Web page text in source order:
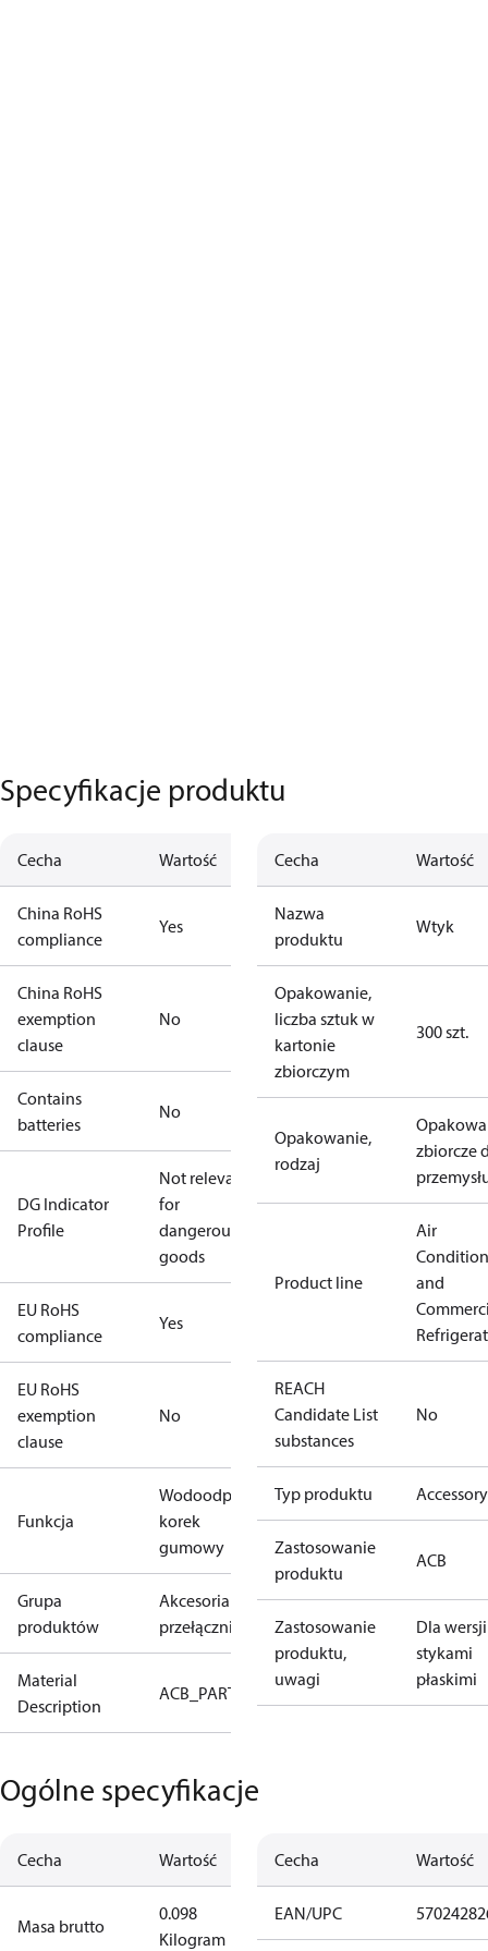
Specyfikacje produktu
Cecha Wartość
China RoHS
compliance
Yes
China RoHS
exemption
clause
No
Contains
batteries
No
DG Indicator
Profile
Not relevant
for
dangerous
goods
EU RoHS
compliance
Yes
EU RoHS
exemption
clause
No
Funkcja
Wodoodporny
korek
gumowy
Grupa
produktów
Akcesoria do
przełączników
Material
Description
ACB_PARTS
Cecha Wartość
Nazwa
produktu
Wtyk
Opakowanie,
liczba sztuk w
kartonie
zbiorczym
300 szt.
Opakowanie,
rodzaj
zbiorcze
Product line
Air
and
REACH
Candidate List
substances
No
Typ produktu Accessory
Zastosowanie
produktu
ACB
Zastosowanie
produktu,
uwagi
Dla
stykami
płaskimi
Ogólne specyfikacje
Cecha Wartość
Masa brutto
0.098
Kilogram
Cecha Wartość
EAN/UPC